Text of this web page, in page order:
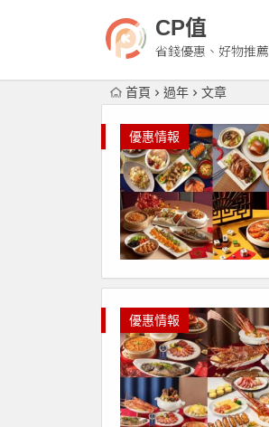
CP值
省錢優惠、好物推薦
首頁 過年 文章
優惠情報
優惠情報